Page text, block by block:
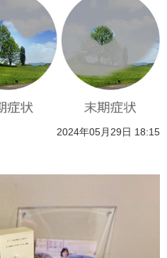
2024年05月29日 18:15